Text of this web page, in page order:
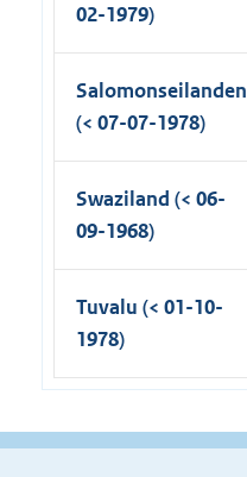
02-1979)
Salomonseilanden
(< 07-07-1978)
Swaziland (< 06-
09-1968)
Tuvalu (< 01-10-
1978)